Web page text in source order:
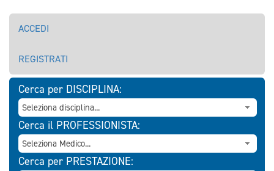
ACCEDI
REGISTRATI
Cerca per DISCIPLINA:
Cerca il PROFESSIONISTA:
Cerca per PRESTAZIONE: